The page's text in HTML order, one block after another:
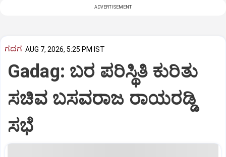
ADVERTISEMENT
ಗದಗ AUG 7, 2026, 5:25 PM IST
Gadag: ಬರ ಪರಿಸ್ಥಿತಿ ಕುರಿತು
ಸಚಿವ ಬಸವರಾಜ ರಾಯರಡ್ಡಿ
ಸಭೆ